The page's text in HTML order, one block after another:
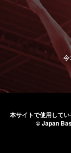
本サイトで使用して
© Japan